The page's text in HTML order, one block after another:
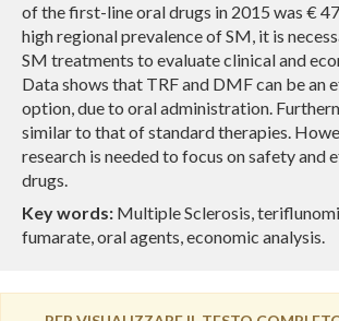
of the first-line oral drugs in 2015 was €
high regional prevalence of SM, it is
SM treatments to evaluate clinical and
Data shows that TRF and DMF can be an
option, due to oral administration.
similar to that of standard therapies.
research is needed to focus on safety and
drugs.
Key words: Multiple Sclerosis,
fumarate, oral agents, economic analysis.